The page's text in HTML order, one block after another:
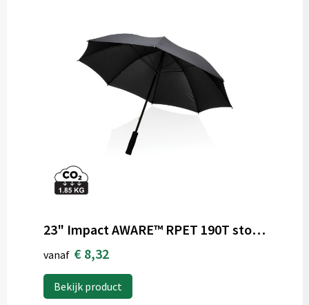
23" Impact AWARE™ RPET 190T storm proof paraplu
vanaf € 8,32
Bekijk product